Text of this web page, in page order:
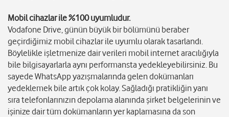
Mobil cihazlar ile %100 uyumludur.
Vodafone Drive, günün büyük bir bölümünü beraber
geçirdiğimiz mobil cihazlar ile uyumlu olarak tasarlandı.
Böylelikle işletmenize dair verileri mobil internet aracılığıyla
bile bilgisayarlarla aynı performansta yedekleyebilirsiniz. Bu
sayede WhatsApp yazışmalarında gelen dokümanları
yedeklemek bile artık çok kolay. Sağladığı pratikliğin yanı
sıra telefonlarınızın depolama alanında şirket belgelerinin ve
işinize dair tüm dokümanların yer kaplamasına da son